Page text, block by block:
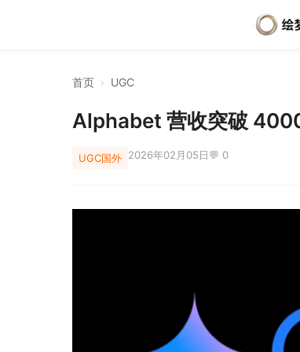
首页 › UGC
Alphabet 营收突破
UGC国外 2026年02月05日💬 0